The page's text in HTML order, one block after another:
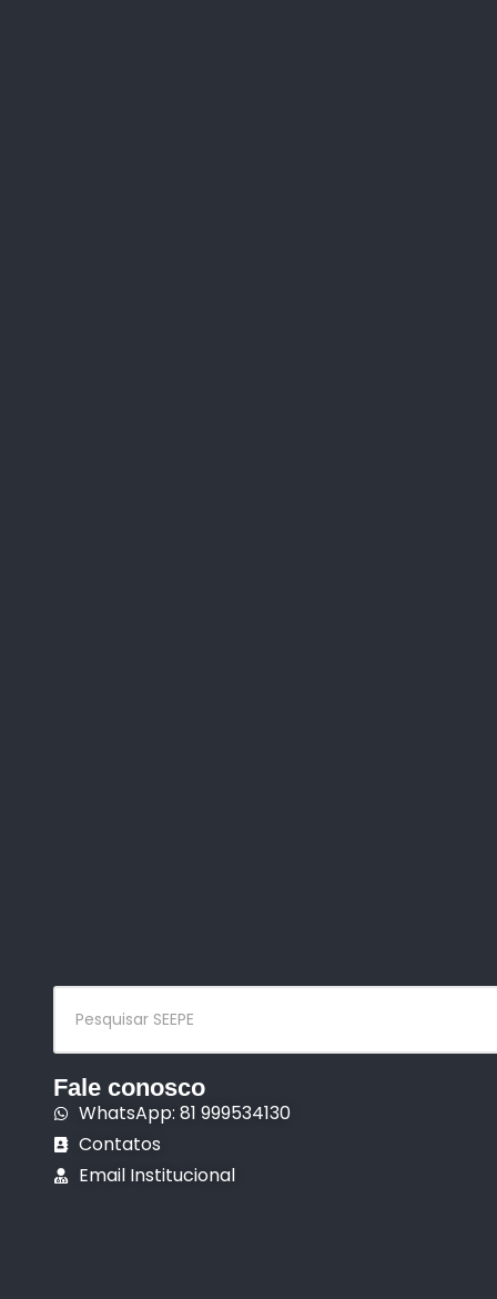
Fale conosco
WhatsApp: 81 999534130
Contatos
Email Institucional